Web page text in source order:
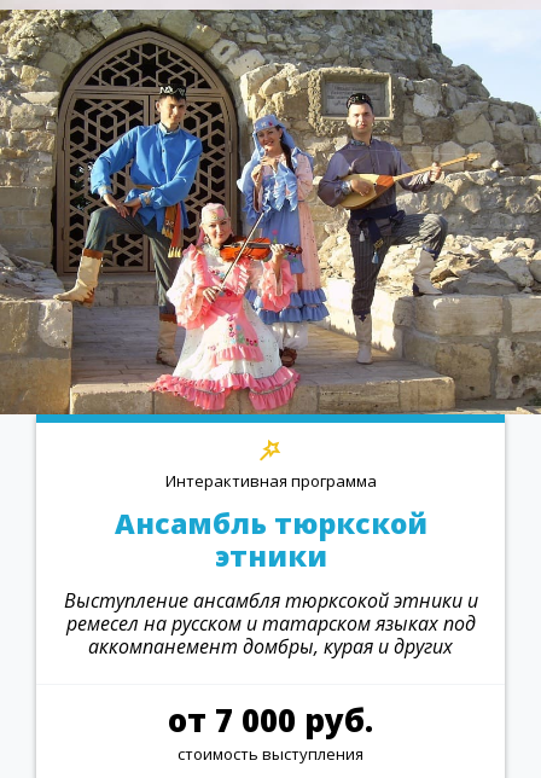
Интерактивная программа
Ансамбль тюркской
этники
Выступление ансамбля тюрксокой этники и
ремесел на русском и татарском языках под
аккомпанемент домбры, курая и других
от 7 000 руб.
стоимость выступления